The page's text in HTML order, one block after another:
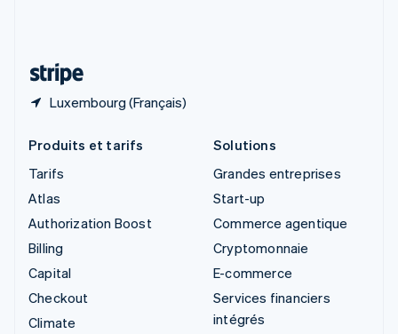
Luxembourg (Français)
Produits et tarifs
Tarifs
Atlas
Authorization Boost
Billing
Capital
Checkout
Climate
Solutions
Grandes entreprises
Start-up
Commerce agentique
Cryptomonnaie
E-commerce
Services financiers
intégrés